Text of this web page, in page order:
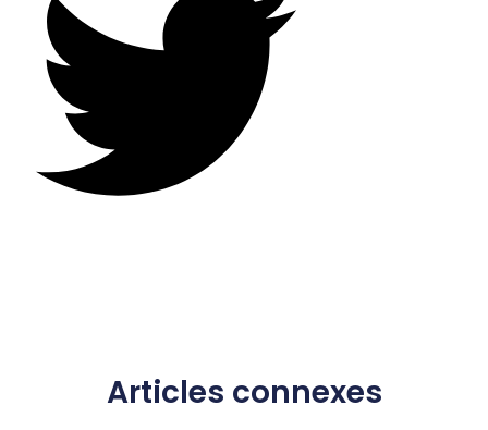
Articles connexes